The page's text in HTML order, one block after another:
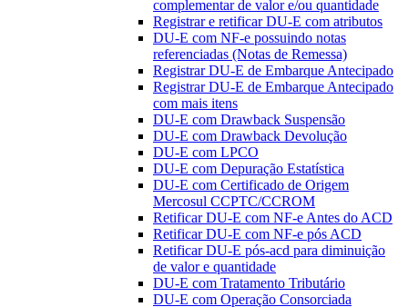
complementar de valor e/ou quantidade
Registrar e retificar DU-E com atributos
DU-E com NF-e possuindo notas
referenciadas (Notas de Remessa)
Registrar DU-E de Embarque Antecipado
Registrar DU-E de Embarque Antecipado
com mais itens
DU-E com Drawback Suspensão
DU-E com Drawback Devolução
DU-E com LPCO
DU-E com Depuração Estatística
DU-E com Certificado de Origem
Mercosul CCPTC/CCROM
Retificar DU-E com NF-e Antes do ACD
Retificar DU-E com NF-e pós ACD
Retificar DU-E pós-acd para diminuição
de valor e quantidade
DU-E com Tratamento Tributário
DU-E com Operação Consorciada